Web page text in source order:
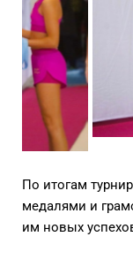
По итогам
медалями и
им новых